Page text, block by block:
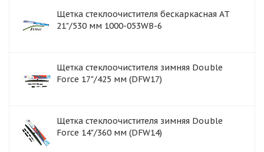
Щетка стеклоочистителя бескаркасная AT
21"/530 мм 1000-053WB-6
Щетка стеклоочистителя зимняя Double
Force 17"/425 мм (DFW17)
Щетка стеклоочистителя зимняя Double
Force 14"/360 мм (DFW14)